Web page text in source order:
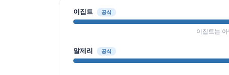
이집트 공식
이집트는
알제리 공식